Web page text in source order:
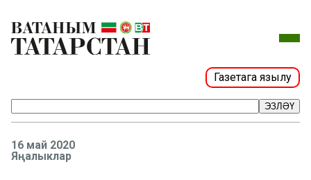
Газетага язылу
ЭЗЛӘҮ
16 май 2020
Яңалыклар